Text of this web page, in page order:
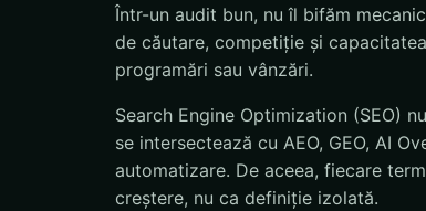
Într-un audit bun, nu îl bifăm
de căutare, competiție și
programări sau vânzări.
Search Engine Optimization (SEO)
se intersectează cu AEO, GEO, AI
automatizare. De aceea, fiecare
creștere, nu ca definiție izolată.